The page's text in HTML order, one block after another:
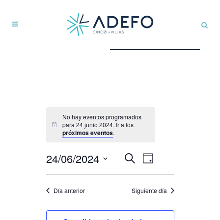
No hay eventos programados
para 24 junio 2024. Ir a los
próximos eventos.
Navegación
vistas
BuscarNAVEGACIÓN
DE
Día
24/06/2024
Seleccionar
Día anterior Siguiente día